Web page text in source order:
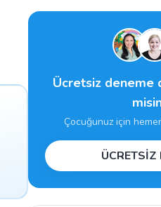
Ücretsiz deneme
Çocuğunuz için
ÜCRETSİZ